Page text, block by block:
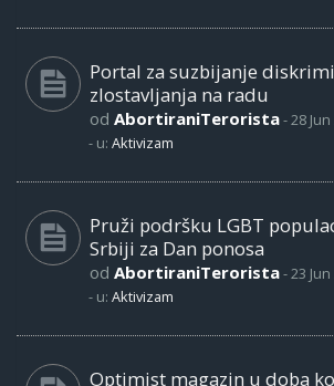
Portal za suzbijanje
zlostavljanja na radu
od AbortiraniTerorista-28
- u: Aktivizam
Pruži podršku LGBT
Srbiji za Dan ponosa
od AbortiraniTerorista-23
- u: Aktivizam
Optimist magazin u doba